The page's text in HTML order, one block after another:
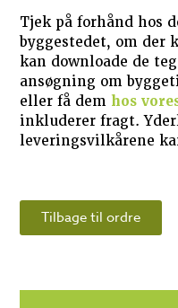
Tjek på forhånd hos
byggestedet, om der
kan downloade de
ansøgning om
eller få dem hos
inkluderer fragt.
leveringsvilkårene
Tilbage til ordre